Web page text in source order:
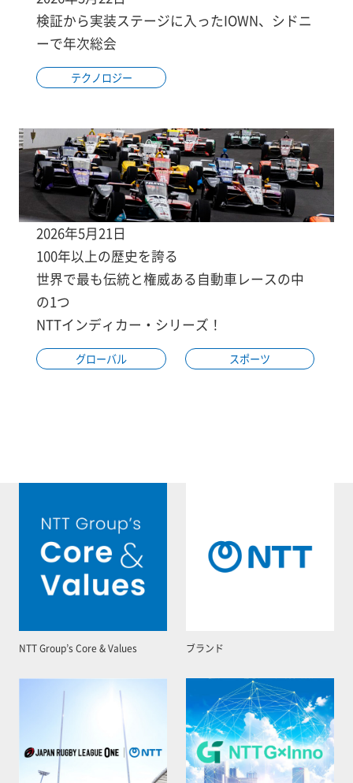
検証から実装ステージに入ったIOWN、シドニ
ーで年次総会
テクノロジー
2026年5月21日
100年以上の歴史を誇る
世界で最も伝統と権威ある自動車レースの中
の1つ
NTTインディカー・シリーズ！
グローバル スポーツ
NTT Group’s Core & Values ブランド